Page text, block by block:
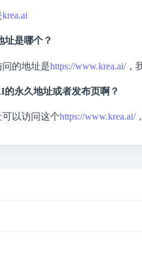
krea.ai
址是哪个？
的地址是https://www.krea.ai/，
永久地址或者发布页啊？
以访问这个https://www.krea.ai/